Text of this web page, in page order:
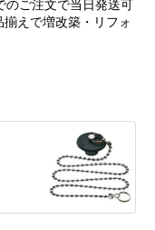
のご注文で当日発送可
えで増改築・リフォ